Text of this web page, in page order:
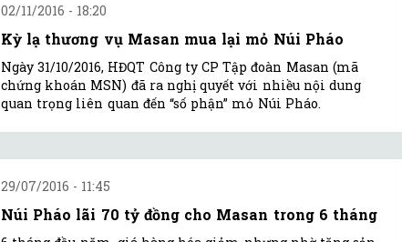
02/11/2016 - 18:20
Kỳ lạ thương vụ Masan mua lại mỏ Núi Pháo
Ngày 31/10/2016, HĐQT Công ty CP Tập đoàn Masan (mã
chứng khoán MSN) đã ra nghị quyết với nhiều nội dung
quan trọng liên quan đến “số phận” mỏ Núi Pháo.
29/07/2016 - 11:45
Núi Pháo lãi 70 tỷ đồng cho Masan trong 6 tháng